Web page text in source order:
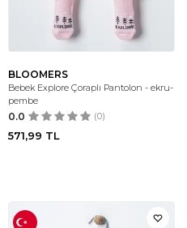
BLOOMERS
Bebek Explore Çoraplı Pantolon - ekru-
pembe
0.0 (0)
571,99 TL